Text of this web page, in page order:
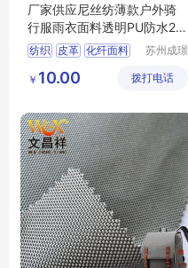
厂家供应尼丝纺薄款户外骑
行服雨衣面料透明PU防水21
0T尼丝纺
纺织 皮革 化纤面料
苏州成璟
有限公司
￥ 10.00 拨打电话